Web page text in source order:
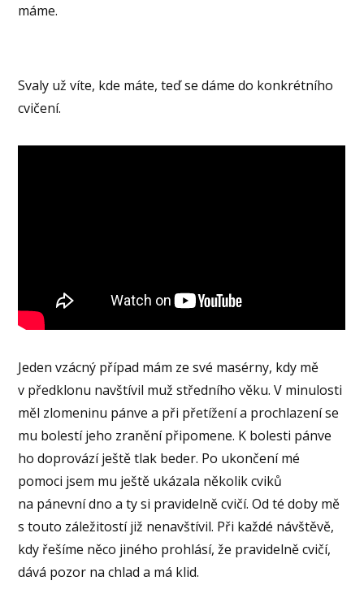
máme.
Svaly už víte, kde máte, teď se dáme do konkrétního
cvičení.
Jeden vzácný případ mám ze své masérny, kdy mě
v předklonu navštívil muž středního věku. V minulosti
měl zlomeninu pánve a při přetížení a prochlazení se
mu bolestí jeho zranění připomene. K bolesti pánve
ho doprovází ještě tlak beder. Po ukončení mé
pomoci jsem mu ještě ukázala několik cviků
na pánevní dno a ty si pravidelně cvičí. Od té doby mě
s touto záležitostí již nenavštívil. Při každé návštěvě,
kdy řešíme něco jiného prohlásí, že pravidelně cvičí,
dává pozor na chlad a má klid.